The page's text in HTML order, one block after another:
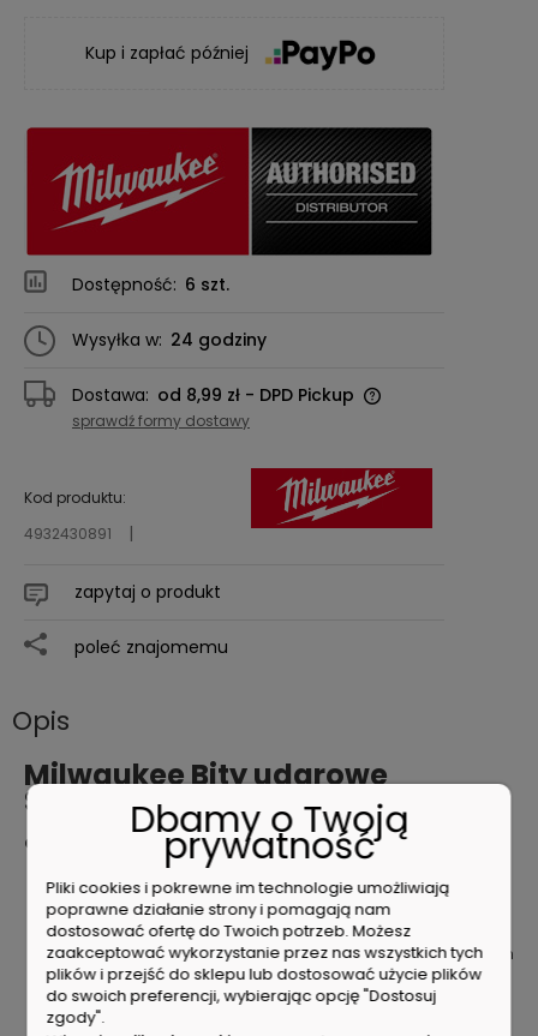
Kup i zapłać później
Dostępność: 6 szt.
Wysyłka w: 24 godziny
Dostawa: od 8,99 zł - DPD Pickup
Cena nie zawiera ewentualnych kosztów
sprawdź formy dostawy
Kod produktu:
4932430891
zapytaj o produkt
poleć znajomemu
Opis
Milwaukee Bity udarowe
SHOCKWAVE TX50x25mm 2szt.
Charakterystyka produktu
Zaprojektowane do użytku z wkrętarkami udarowymi,
akcesoria z linii Shockwave Impact Duty™ nie tylko są
idealne do zastosowań przy dużych obciążeniach, ale
także zapewniają kompletne rozwiązanie dla wszystkich
użytkowników, którzy chcą wiercić i mocować.
Geometria Shock Zone - zaprojektowana tak, by była
elastyczna.
Dbamy o Twoją
prywatność
Pliki cookies i pokrewne im technologie umożliwiają
poprawne działanie strony i pomagają nam
dostosować ofertę do Twoich potrzeb. Możesz
zaakceptować wykorzystanie przez nas wszystkich tych
plików i przejść do sklepu lub dostosować użycie plików
do swoich preferencji, wybierając opcję "Dostosuj
zgody".